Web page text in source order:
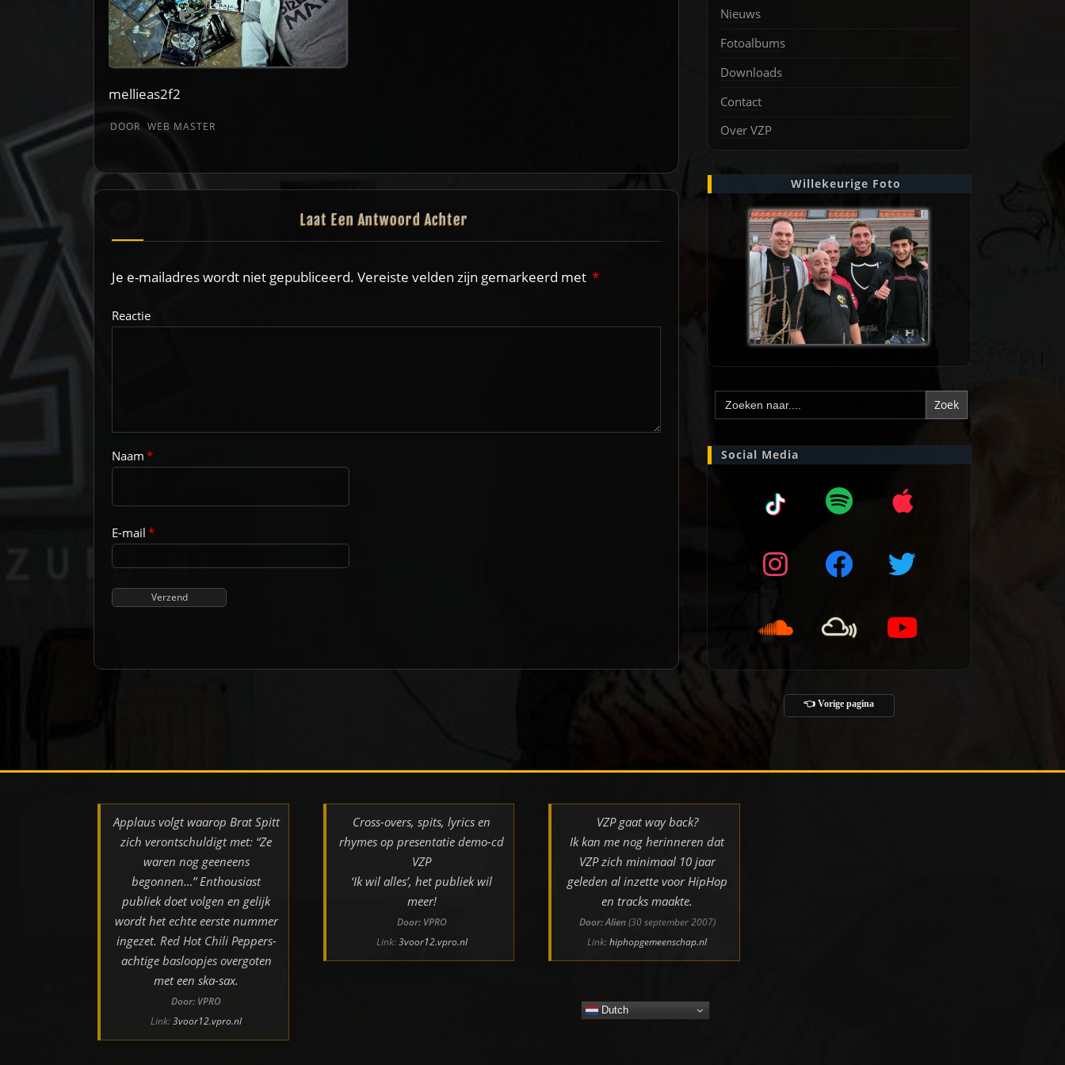
mellieas2f2
DOOR WEB MASTER
Laat Een Antwoord Achter
Je e-mailadres wordt niet gepubliceerd. Vereiste velden zijn gemarkeerd met *
Reactie
Naam*
E-mail*
Nieuws
Fotoalbums
Downloads
Contact
Over VZP
Willekeurige Foto
Zoek
naar:
Social Media
👈 Vorige pagina
Applaus volgt waarop Brat Spitt
zich verontschuldigt met: “Ze
waren nog geeneens
begonnen…” Enthousiast
publiek doet volgen en gelijk
wordt het echte eerste nummer
ingezet. Red Hot Chili Peppers-
achtige basloopjes overgoten
met een ska-sax.
Door: VPRO
Link:3voor12.vpro.nl
Cross-overs, spits, lyrics en
rhymes op presentatie demo-cd
VZP
‘Ik wil alles’, het publiek wil
meer!
Door: VPRO
Link:3voor12.vpro.nl
VZP gaat way back?
Ik kan me nog herinneren dat
VZP zich minimaal 10 jaar
geleden al inzette voor HipHop
en tracks maakte.
Door: Alien(30 september 2007)
Link:hiphopgemeenschap.nl
Dutch